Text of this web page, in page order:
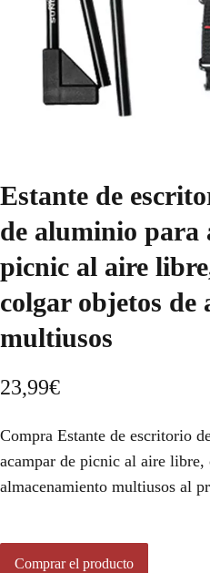
Estante de
de aluminio para
picnic al aire
colgar objetos de
multiusos
23,99€
Compra Estante de escritorio
acampar de picnic al aire libre,
almacenamiento multiusos al
Comprar el producto